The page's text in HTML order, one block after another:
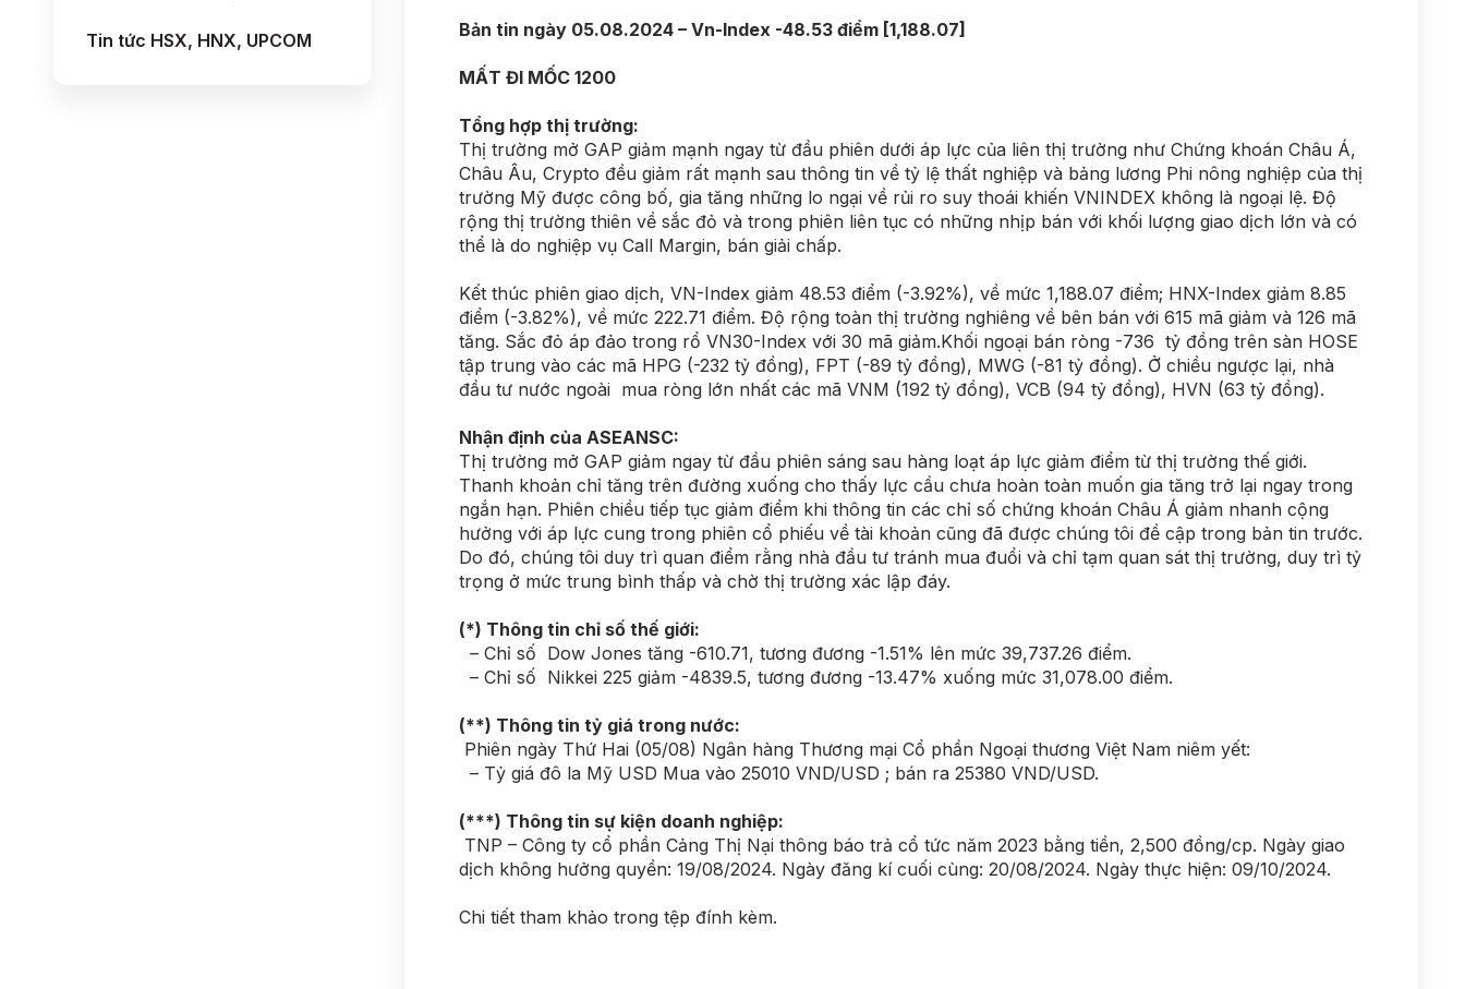
Tin tức HSX, HNX, UPCOM Bản tin ngày 05.08.2024 – Vn-Index -48.53 điểm [1,188.07]
MẤT ĐI MỐC 1200
Tổng hợp thị trường:
Thị trường mở GAP giảm mạnh ngay từ đầu phiên dưới áp lực của liên thị trường như Chứng khoán Châu Á,
Châu Âu, Crypto đều giảm rất mạnh sau thông tin về tỷ lệ thất nghiệp và bảng lương Phi nông nghiệp của thị
trường Mỹ được công bố, gia tăng những lo ngại về rủi ro suy thoái khiến VNINDEX không là ngoại lệ. Độ
rộng thị trường thiên về sắc đỏ và trong phiên liên tục có những nhịp bán với khối lượng giao dịch lớn và có
thể là do nghiệp vụ Call Margin, bán giải chấp.
Kết thúc phiên giao dịch, VN-Index giảm 48.53 điểm (-3.92%), về mức 1,188.07 điểm; HNX-Index giảm 8.85
điểm (-3.82%), về mức 222.71 điểm. Độ rộng toàn thị trường nghiêng về bên bán với 615 mã giảm và 126 mã
tăng. Sắc đỏ áp đảo trong rổ VN30-Index với 30 mã giảm.Khối ngoại bán ròng -736 tỷ đồng trên sàn HOSE
tập trung vào các mã HPG (-232 tỷ đồng), FPT (-89 tỷ đồng), MWG (-81 tỷ đồng). Ở chiều ngược lại, nhà
đầu tư nước ngoài mua ròng lớn nhất các mã VNM (192 tỷ đồng), VCB (94 tỷ đồng), HVN (63 tỷ đồng).
Nhận định của ASEANSC:
Thị trường mở GAP giảm ngay từ đầu phiên sáng sau hàng loạt áp lực giảm điểm từ thị trường thế giới.
Thanh khoản chỉ tăng trên đường xuống cho thấy lực cầu chưa hoàn toàn muốn gia tăng trở lại ngay trong
ngắn hạn. Phiên chiều tiếp tục giảm điểm khi thông tin các chỉ số chứng khoán Châu Á giảm nhanh cộng
hưởng với áp lực cung trong phiên cổ phiếu về tài khoản cũng đã được chúng tôi đề cập trong bản tin trước.
Do đó, chúng tôi duy trì quan điểm rằng nhà đầu tư tránh mua đuổi và chỉ tạm quan sát thị trường, duy trì tỷ
trọng ở mức trung bình thấp và chờ thị trường xác lập đáy.
(*) Thông tin chỉ số thế giới:
– Chỉ số Dow Jones tăng -610.71, tương đương -1.51% lên mức 39,737.26 điểm.
– Chỉ số Nikkei 225 giảm -4839.5, tương đương -13.47% xuống mức 31,078.00 điểm.
(**) Thông tin tỷ giá trong nước:
Phiên ngày Thứ Hai (05/08) Ngân hàng Thương mại Cổ phần Ngoại thương Việt Nam niêm yết:
– Tỷ giá đô la Mỹ USD Mua vào 25010 VND/USD ; bán ra 25380 VND/USD.
(***) Thông tin sự kiện doanh nghiệp:
TNP – Công ty cổ phần Cảng Thị Nại thông báo trả cổ tức năm 2023 bằng tiền, 2,500 đồng/cp. Ngày giao
dịch không hưởng quyền: 19/08/2024. Ngày đăng kí cuối cùng: 20/08/2024. Ngày thực hiện: 09/10/2024.
Chi tiết tham khảo trong tệp đính kèm.